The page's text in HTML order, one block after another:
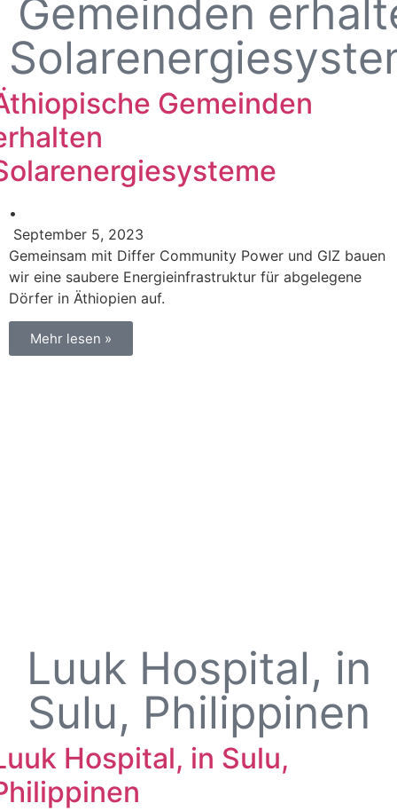
Gemeinden
Gemeinden
•
September 5, 2023
Gemeinsam mit Differ Community Power und GIZ bauen
wir eine saubere Energieinfrastruktur für abgelegene
Dörfer in Äthiopien auf.
Mehr lesen »
Luuk Hospital, in
Sulu, Philippinen
Hospital, in Sulu,